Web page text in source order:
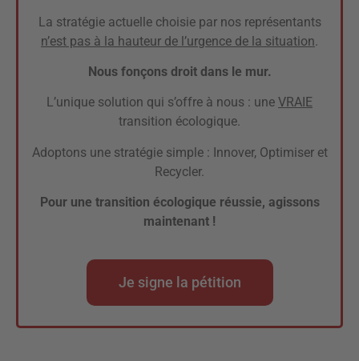
La stratégie actuelle choisie par nos représentants
n’est pas à la hauteur de l’urgence de la situation.
Nous fonçons droit dans le mur.
L’unique solution qui s’offre à nous : une VRAIE
transition écologique.
Adoptons une stratégie simple : Innover, Optimiser et
Recycler.
Pour une transition écologique réussie, agissons
maintenant !
Je signe la pétition